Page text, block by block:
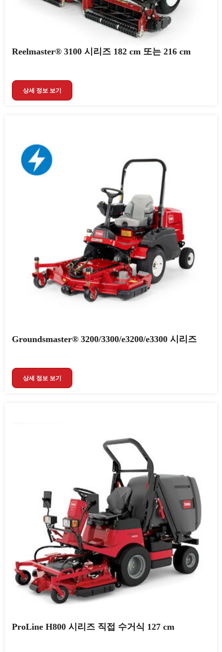
Reelmaster® 3100 시리즈 182 cm 또는 216 cm
상세 정보 보기
Groundsmaster® 3200/3300/e3200/e3300 시리즈
상세 정보 보기
ProLine H800 시리즈 직접 수거식 127 cm